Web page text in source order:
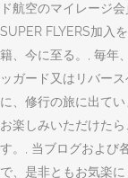
ド航空のマイレージ
SUPER FLYERS加入
籍、今に至る。, 毎年
ッガード又はリバー
に、修行の旅に出て
お楽しみいただけた
す。, 当ブログおよび
で、是非ともお気楽